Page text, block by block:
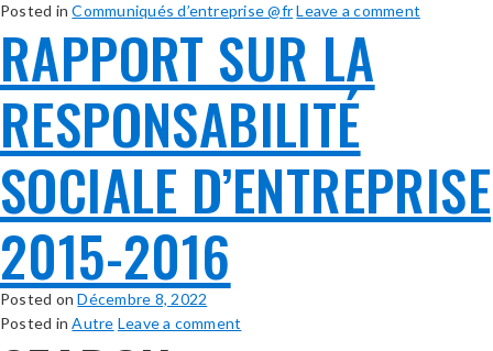
Posted inCommuniqués d’entreprise @frLeave a comment
RAPPORT SUR LA
RESPONSABILITÉ
SOCIALE D’ENTREPRISE
2015-2016
Posted onDécembre 8, 2022
Posted inAutre Leave a comment